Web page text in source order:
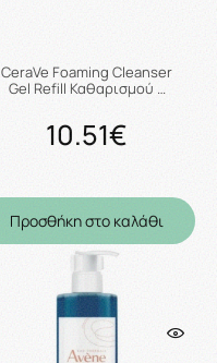
CeraVe Foaming Cleanser
Gel Refill Καθαρισμού …
10.51€
Προσθήκη στο καλάθι